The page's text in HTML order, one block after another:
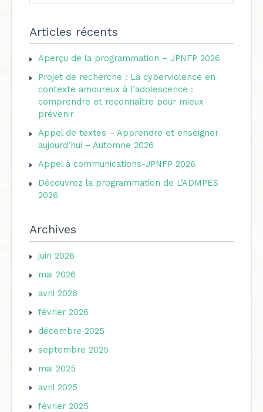
c
h
e
r
:
Articles récents
Aperçu de la programmation – JPNFP 2026
Projet de recherche : La cyberviolence en
contexte amoureux à l’adolescence :
comprendre et reconnaître pour mieux
prévenir
Appel de textes – Apprendre et enseigner
aujourd’hui – Automne 2026
Appel à communications-JPNFP 2026
Découvrez la programmation de L’ADMPES
2026
Archives
juin 2026
mai 2026
avril 2026
février 2026
décembre 2025
septembre 2025
mai 2025
avril 2025
février 2025
g